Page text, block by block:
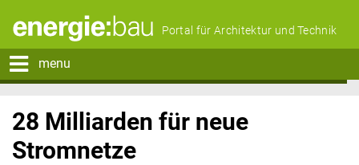
Portal für Architektur und Technik
menu
28 Milliarden für neue
Stromnetze